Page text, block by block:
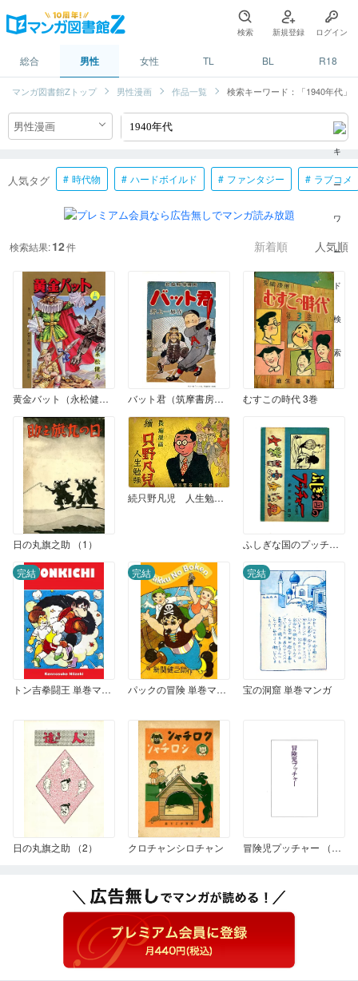
検索 新規登録 ログイン
総合 男性 女性 TL BL R18
マンガ図書館Zトップ 男性漫画 作品一覧 検索キーワード：「1940年代」
人気タグ 時代物 ハードボイルド ファンタジー ラブコメ
検索結果:12件 新着順 人気順
黄金バット（永松健夫・明々社版） 上巻（1） バット君（筑摩書房版） むすこの時代 3巻
日の丸旗之助 （1）
続只野凡児 人生勉強（沃土社版）
ふしぎな国のプッチャー
完結
トン吉拳闘王 単巻マンガ
完結
パックの冒険 単巻マンガ
完結
宝の洞窟 単巻マンガ
日の丸旗之助 （2） クロチャンシロチャン 冒険児プッチャー （雑誌掲載版）